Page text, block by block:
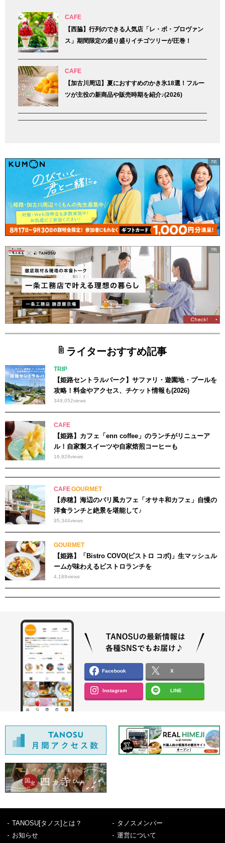
CAFE
【西脇】行列のできる人気店「レ・ボ・プロヴァン
ス」期間限定の盛り盛りイチゴツリーが圧巻！
CAFE
【加古川周辺】夏におすすめのかき氷18選！フルー
ツが主役の新商品や販売時期を紹介♪(2026)
ライターおすすめ記事
TRIP
【姫路セントラルパーク】サファリ・遊園地・プールを
攻略！料金やアクセス、チケット情報も(2026)
349,052views
CAFE
【姫路】カフェ「enn coffee」のランチがリニューア
ル！自家製スイーツや自家焙煎コーヒーも
16,929views
CAFEGOURMET
【赤穂】海辺のバリ風カフェ「オサキ和カフェ」自慢の
洋食ランチと絶景を堪能して♪
95,344views
GOURMET
【姫路】「Bistro COVO(ビストロ コボ)」生マッシュル
ームが味わえるビストロランチを
4,189views
Facebook X
Instagram LINE
TANOSU[タノス]とは？
タノスメンバー
お知らせ
運営について